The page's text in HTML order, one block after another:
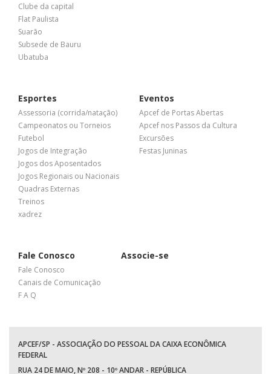
Clube da capital
Flat Paulista
Suarão
Subsede de Bauru
Ubatuba
Esportes
Assessoria (corrida/natação)
Campeonatos ou Torneios
Futebol
Jogos de Integração
Jogos dos Aposentados
Jogos Regionais ou Nacionais
Quadras Externas
Treinos
xadrez
Eventos
Apcef de Portas Abertas
Apcef nos Passos da Cultura
Excursões
Festas Juninas
Fale Conosco
Fale Conosco
Canais de Comunicação
F A Q
Associe-se
APCEF/SP - ASSOCIAÇÃO DO PESSOAL DA CAIXA ECONÔMICA
FEDERAL
RUA 24 DE MAIO, Nº 208 - 10º ANDAR - REPÚBLICA